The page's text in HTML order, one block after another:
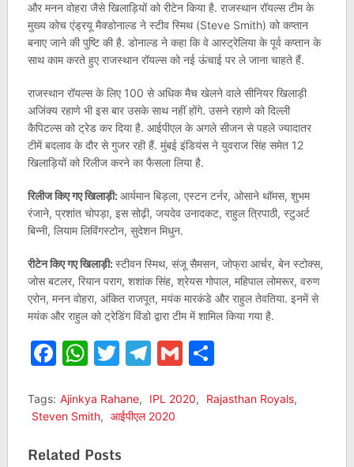
और मनन वोहरा जैसे खिलाड़ियों को रीटेन किया है. राजस्थान रॉयल्स टीम के
मुख्य कोच एंड्रयू मैक्डोनाल्ड ने स्टीव स्मिथ (Steve Smith) को कप्तान
बनाए जाने की पुष्टि की है. डोनाल्ड ने कहा कि वे आस्ट्रेलिया के पूर्व कप्तान के
साथ काम करते हुए राजस्थान रॉयल्स को नई ऊंचाई पर ले जाना चाहते हैं.
राजस्थान रॉयल्स के लिए 100 से अधिक मैच खेलने वाले सीनियर खिलाड़ी
अजिंक्य रहाणे भी इस बार उसके साथ नहीं होंगे. उसने रहाणे को दिल्ली
कैपिटल्स को ट्रेड कर दिया है. आईपीएल के अगले सीजन से पहले ज्यादातर
टीमें बदलाव के दौर से गुजर रही हैं. मुंबई इंडियंस ने युवराज सिंह समेत 12
खिलाड़ियों को रिलीज करने का फैसला लिया है.
रिलीज किए गए खिलाड़ी:आर्यमान बिड़ला, एस्टन टर्नर, ओसाने थॉमस, शुभम
रंजाने, प्रशांत चोपड़ा, इस सोढ़ी, जयदेव उनादकट, राहुल त्रिपाठी, स्टुअर्ट
बिन्नी, लियाम लिविंगस्टोन, सुदेशन मिधुन.
रीटेन किए गए खिलाड़ी:स्टीवन स्मिथ, संजू सैमसन, जोफ्रा आर्चर, बेन स्टोक्स,
जोस बटलर, रियान पराग, शशांक सिंह, श्रेयस गोपाल, महिपाल लोमरूर, वरुण
एरोन, मनन वोहरा, अंकित राजपूत, मयंक मारकंडे और राहुल तेवतिया. इनमें से
मयंक और राहुल को ट्रेडिंग विंडो द्वारा टीम में शामिल किया गया है.
Facebook
WhatsApp
Twitter
Telegram
GmailShare
Tags: Ajinkya Rahane, IPL 2020, Rajasthan Royals,
Steven Smith, आईपीएल 2020
Related Posts